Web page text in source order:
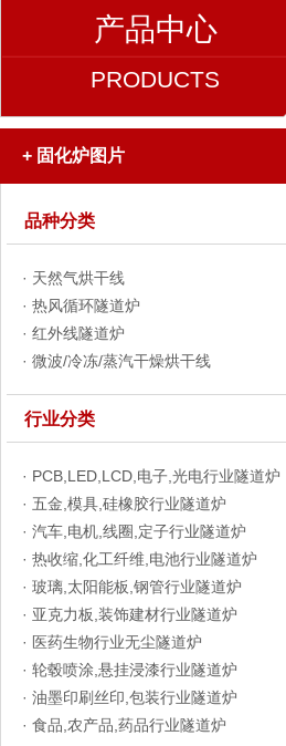
产品中心
PRODUCTS
+ 固化炉图片
品种分类
· 天然气烘干线
· 热风循环隧道炉
· 红外线隧道炉
· 微波/冷冻/蒸汽干燥烘干线
行业分类
· PCB,LED,LCD,电子,光电行业隧道炉
· 五金,模具,硅橡胶行业隧道炉
· 汽车,电机,线圈,定子行业隧道炉
· 热收缩,化工纤维,电池行业隧道炉
· 玻璃,太阳能板,钢管行业隧道炉
· 亚克力板,装饰建材行业隧道炉
· 医药生物行业无尘隧道炉
· 轮毂喷涂,悬挂浸漆行业隧道炉
· 油墨印刷丝印,包装行业隧道炉
· 食品,农产品,药品行业隧道炉